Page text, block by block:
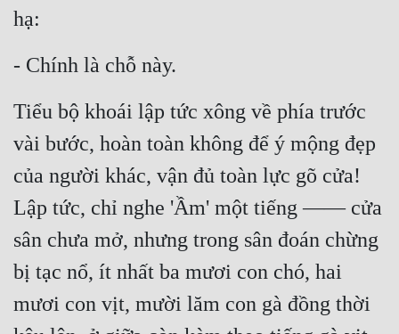
Tội Phạm
Vô Địch
Võng Du
Xuyên Không
Xuyên Nhanh
Xuyên Sách
Xuyên Thư
Điền Văn
hạ:
- Chính là chỗ này.
Tiểu bộ khoái lập tức xông về phía trước
vài bước, hoàn toàn không để ý mộng đẹp
của người khác, vận đủ toàn lực gõ cửa!
Lập tức, chỉ nghe 'Ầm' một tiếng —— cửa
sân chưa mở, nhưng trong sân đoán chừng
bị tạc nổ, ít nhất ba mươi con chó, hai
mươi con vịt, mười lăm con gà đồng thời